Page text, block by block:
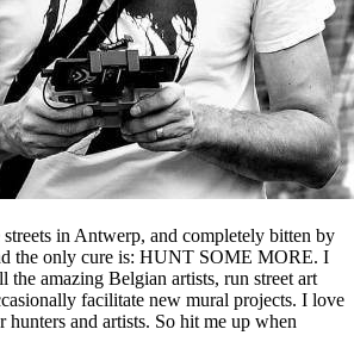
in Antwerp, and completely bitten by
the only cure is: HUNT SOME MORE. I
the amazing Belgian artists, run street art
facilitate new mural projects. I love
hunters and artists. So hit me up when